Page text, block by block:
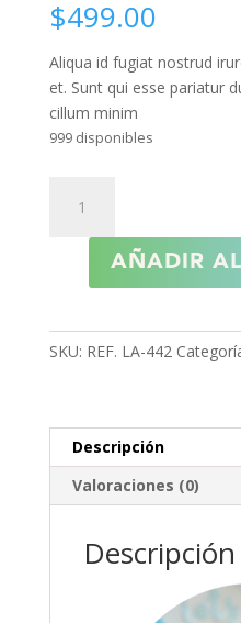
$499.00
Aliqua id fugiat nostrud
et. Sunt qui esse pariatur
cillum minim
999 disponibles
cantidad
AÑADIR
SKU: REF. LA-442
Descripción
Valoraciones (0)
Descripción